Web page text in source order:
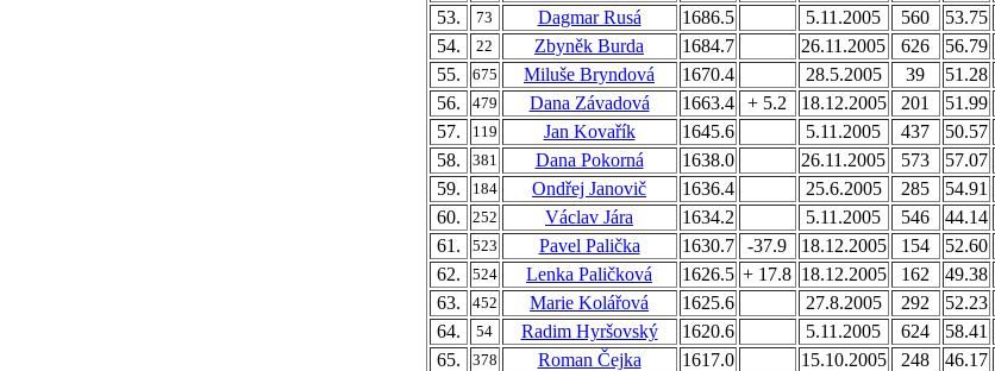
53.
73 Dagmar Rusá 1686.5 5.11.2005 560 53.75
54.
22 Zbyněk Burda 1684.7 26.11.2005 626 56.79
55.
675 Miluše Bryndová 1670.4 28.5.2005 39 51.28
56.
479 Dana Závadová 1663.4 + 5.2 18.12.2005 201 51.99
57.
119 Jan Kovařík 1645.6 5.11.2005 437 50.57
58.
381 Dana Pokorná 1638.0 26.11.2005 573 57.07
59.
184 Ondřej Janovič 1636.4 25.6.2005 285 54.91
60.
252 Václav Jára 1634.2 5.11.2005 546 44.14
61.
523 Pavel Palička 1630.7 -37.9 18.12.2005 154 52.60
62.
524 Lenka Paličková 1626.5 + 17.8 18.12.2005 162 49.38
63.
452 Marie Kolářová 1625.6 27.8.2005 292 52.23
64.
54 Radim Hyršovský 1620.6 5.11.2005 624 58.41
65.
378 Roman Čejka 1617.0 15.10.2005 248 46.17